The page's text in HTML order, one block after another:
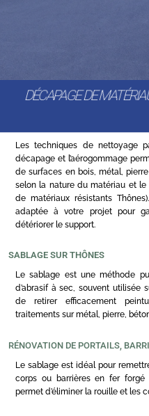
DÉCAPAGE DE
Les techniques de nettoyage
décapage et l’aérogommage
de surfaces en bois, métal,
selon la nature du matériau et
de matériaux résistants
adaptée à votre projet pour
détériorer le support.
SABLAGE SUR THÔNES
Le sablage est une méthode
d’abrasif à sec, souvent utilisée
de retirer efficacement
traitements sur métal, pierre,
RÉNOVATION DE PORTAILS,
Le sablage est idéal pour
corps ou barrières en fer forgé
permet d’éliminer la rouille et les